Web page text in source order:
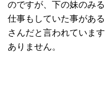
のですが、下の妹のみ
仕事もしていた事があ
さんだと言われていま
ありません。